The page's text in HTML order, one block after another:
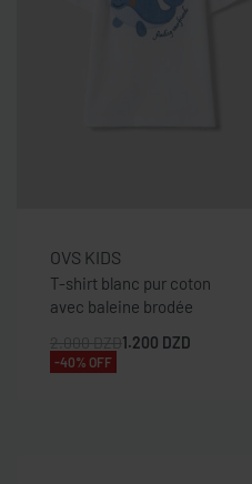
OVS KIDS
T-shirt blanc pur coton
avec baleine brodée
1.200 DZD
-40% OFF